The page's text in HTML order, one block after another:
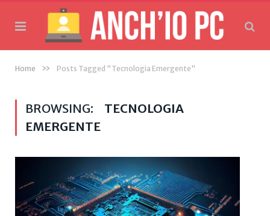
Home » Posts Tagged "Tecnologia Emergente"
BROWSING:
TECNOLOGIA
EMERGENTE